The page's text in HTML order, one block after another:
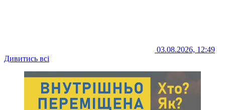
03.08.2026, 12:49
Дивитись всі